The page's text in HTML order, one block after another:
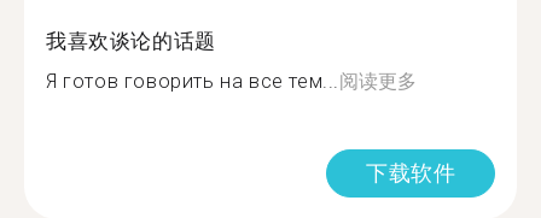
我喜欢谈论的话题
Я готов говорить на все тем... 阅读更多
下载软件